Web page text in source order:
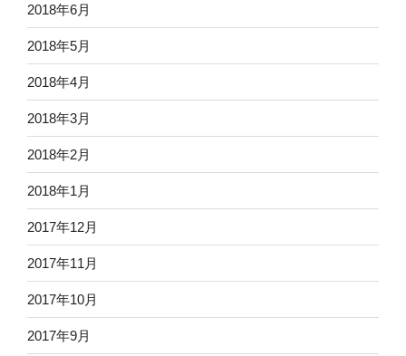
2018年6月
2018年5月
2018年4月
2018年3月
2018年2月
2018年1月
2017年12月
2017年11月
2017年10月
2017年9月